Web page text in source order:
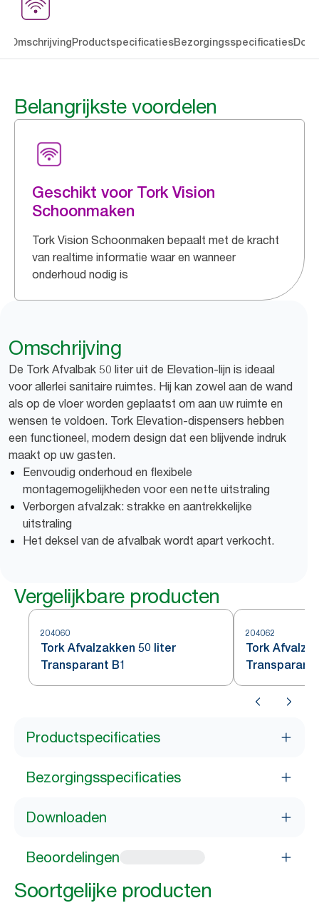
OmschrijvingProductspecificatiesBezorgingsspecificaties
Belangrijkste voordelen
Geschikt voor Tork Vision
Schoonmaken
Tork Vision Schoonmaken bepaalt met de kracht
van realtime informatie waar en wanneer
onderhoud nodig is
Omschrijving
De Tork Afvalbak 50 liter uit de Elevation-lijn is ideaal
voor allerlei sanitaire ruimtes. Hij kan zowel aan de wand
als op de vloer worden geplaatst om aan uw ruimte en
wensen te voldoen. Tork Elevation-dispensers hebben
een functioneel, modern design dat een blijvende indruk
maakt op uw gasten.
Eenvoudig onderhoud en flexibele
montagemogelijkheden voor een nette uitstraling
Verborgen afvalzak: strakke en aantrekkelijke
uitstraling
Het deksel van de afvalbak wordt apart verkocht.
Vergelijkbare producten
204060
Tork Afvalzakken 50 liter
Transparant B1
204062
Tork
Transparant
Productspecificaties
Bezorgingsspecificaties
Downloaden
Beoordelingen
Soortgelijke producten